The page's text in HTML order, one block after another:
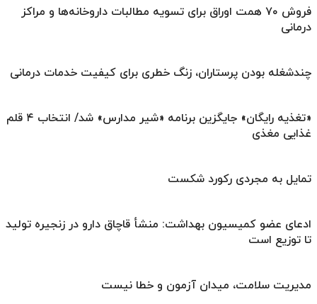
فروش ۷۰ همت اوراق برای تسویه مطالبات داروخانه‌ها و مراکز
درمانی
چندشغله بودن پرستاران، زنگ خطری برای کیفیت خدمات درمانی
«تغذیه رایگان» جایگزین برنامه «شیر مدارس» شد/ انتخاب ۴ قلم
غذایی مغذی
تمایل به مجردی رکورد شکست
ادعای عضو کمیسیون بهداشت: منشأ قاچاق دارو در زنجیره تولید
تا توزیع است
مدیریت سلامت، میدان آزمون و خطا نیست